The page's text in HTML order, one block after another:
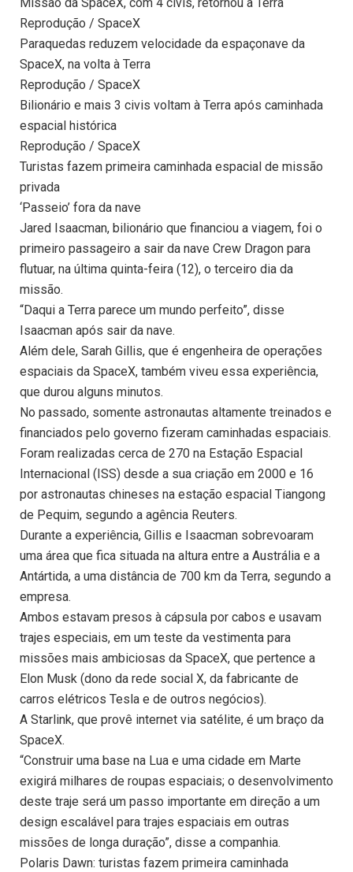
Reprodução / SpaceX
Paraquedas reduzem velocidade da espaçonave da
SpaceX, na volta à Terra
Reprodução / SpaceX
Bilionário e mais 3 civis voltam à Terra após caminhada
espacial histórica
Reprodução / SpaceX
Turistas fazem primeira caminhada espacial de missão
privada
‘Passeio’ fora da nave
Jared Isaacman, bilionário que financiou a viagem, foi o
primeiro passageiro a sair da nave Crew Dragon para
flutuar, na última quinta-feira (12), o terceiro dia da
missão.
“Daqui a Terra parece um mundo perfeito”, disse
Isaacman após sair da nave.
Além dele, Sarah Gillis, que é engenheira de operações
espaciais da SpaceX, também viveu essa experiência,
que durou alguns minutos.
No passado, somente astronautas altamente treinados e
financiados pelo governo fizeram caminhadas espaciais.
Foram realizadas cerca de 270 na Estação Espacial
Internacional (ISS) desde a sua criação em 2000 e 16
por astronautas chineses na estação espacial Tiangong
de Pequim, segundo a agência Reuters.
Durante a experiência, Gillis e Isaacman sobrevoaram
uma área que fica situada na altura entre a Austrália e a
Antártida, a uma distância de 700 km da Terra, segundo a
empresa.
Ambos estavam presos à cápsula por cabos e usavam
trajes especiais, em um teste da vestimenta para
missões mais ambiciosas da SpaceX, que pertence a
Elon Musk (dono da rede social X, da fabricante de
carros elétricos Tesla e de outros negócios).
A Starlink, que provê internet via satélite, é um braço da
SpaceX.
“Construir uma base na Lua e uma cidade em Marte
exigirá milhares de roupas espaciais; o desenvolvimento
deste traje será um passo importante em direção a um
design escalável para trajes espaciais em outras
missões de longa duração”, disse a companhia.
Polaris Dawn: turistas fazem primeira caminhada